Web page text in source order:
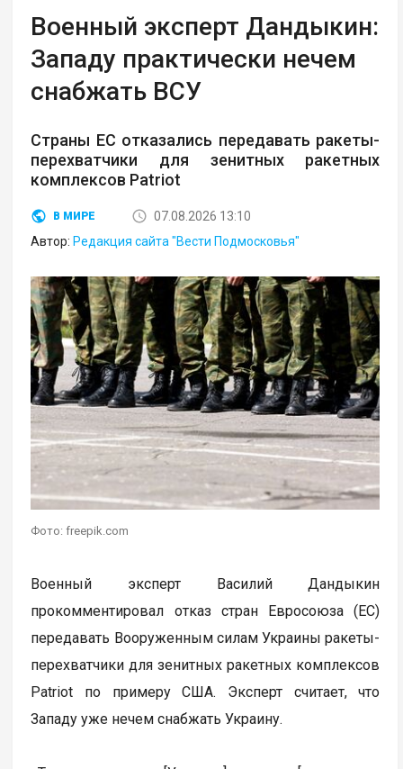
Военный эксперт Дандыкин:
Западу практически нечем
снабжать ВСУ
Страны ЕС отказались передавать ракеты-
перехватчики для зенитных ракетных
комплексов Patriot
В МИРЕ
07.08.2026 13:10
Автор: Редакция сайта "Вести Подмосковья"
Фото: freepik.com
Военный эксперт Василий Дандыкин
прокомментировал отказ стран Евросоюза (ЕС)
передавать Вооруженным силам Украины ракеты-
перехватчики для зенитных ракетных комплексов
Patriot по примеру США. Эксперт считает, что
Западу уже нечем снабжать Украину.